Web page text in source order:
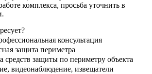
комплекса, просьба уточнить в
консультация
защита периметра
средств защиты по периметру объекта
видеонаблюдение, извещатели